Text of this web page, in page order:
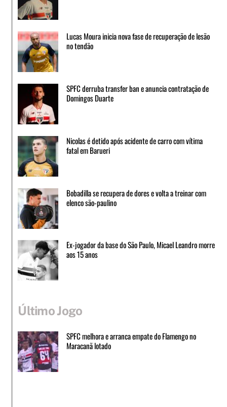
Lucas Moura inicia nova fase de recuperação de lesão
no tendão
SPFC derruba transfer ban e anuncia contratação de
Domingos Duarte
Nicolas é detido após acidente de carro com vítima
fatal em Barueri
Bobadilla se recupera de dores e volta a treinar com
elenco são-paulino
Ex-jogador da base do São Paulo, Micael Leandro morre
aos 15 anos
Último Jogo
SPFC melhora e arranca empate do Flamengo no
Maracanã lotado